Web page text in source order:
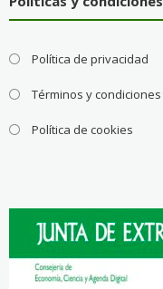
Política de privacidad
Términos y condiciones
Política de cookies